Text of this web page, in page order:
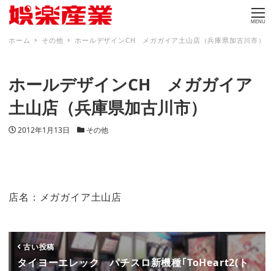
MENU
ホーム その他 ホールデザインCH メガガイア土山店（兵庫県加古川市）
ホールデザインCH メガガイア
土山店（兵庫県加古川市）
投稿日
2012年1月13日 カテゴリー
その他
店名：メガガイア土山店
古い投稿
タイヨーエレック パチスロ新機種｢ToHeart2(ト